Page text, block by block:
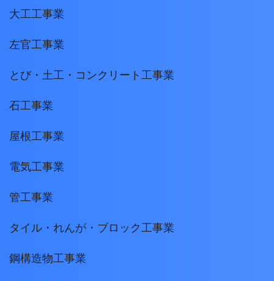
大工工事業
左官工事業
とび・土工・コンクリート工事業
石工事業
屋根工事業
電気工事業
管工事業
タイル・れんが・ブロック工事業
鋼構造物工事業